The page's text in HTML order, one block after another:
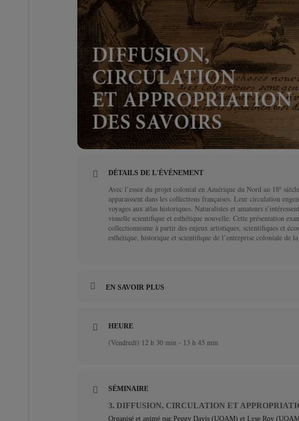
DÉTAILS DE L'ÉVÉNEMENT
Avec l’essor du projet colonial en Amérique du Nord au 18e
apparaissent dans les collections françaises. Leur circulation
voyages aux atlas historiques. Naturalistes et amateurs
visuelle scientifique et esthétique nouvelle. Cette présentation
collectionnisme à partir des enjeux artistiques, scientifiques et
esthétique, historique et scientifique de l’entreprise coloniale de
EN SAVOIR PLUS
HEURE
(Vendredi) 12 h 30 min - 13 h 45 min
SÉMINAIRE
3. DIFFUSION, CIRCULATION ET
Organisé et animé par Peggy Davis (UQAM) et Lyse Roy